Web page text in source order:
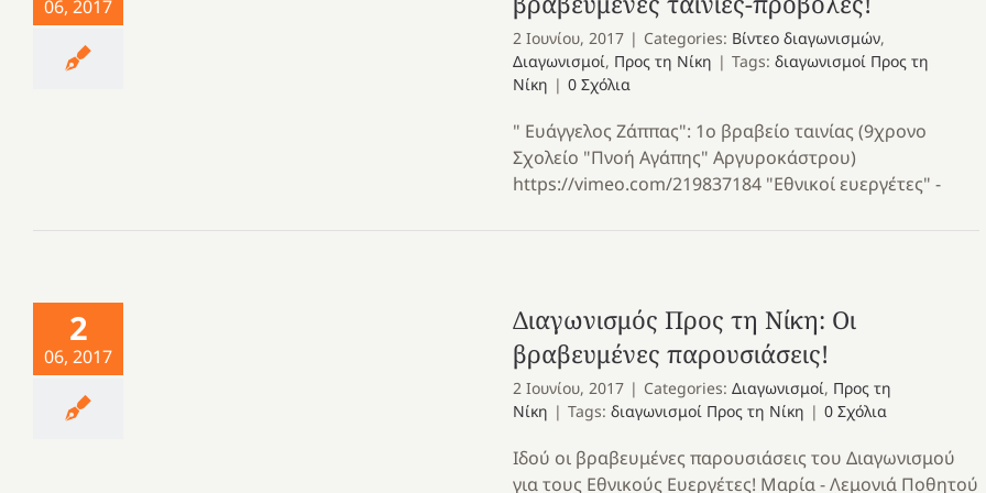
06, 2017
2 Ιουνίου, 2017 | Categories: Βίντεο διαγωνισμών,
Διαγωνισμοί, Προς τη Νίκη | Tags: διαγωνισμοί Προς τη
Νίκη | 0 Σχόλια
" Ευάγγελος Ζάππας": 1ο βραβείο ταινίας (9χρονο
Σχολείο "Πνοή Αγάπης" Αργυροκάστρου)
https://vimeo.com/219837184 "Εθνικοί ευεργέτες" -
2
06, 2017
Διαγωνισμός Προς τη Νίκη: Οι
βραβευμένες παρουσιάσεις!
2 Ιουνίου, 2017 | Categories: Διαγωνισμοί, Προς τη
Νίκη | Tags: διαγωνισμοί Προς τη Νίκη | 0 Σχόλια
Ιδού οι βραβευμένες παρουσιάσεις του Διαγωνισμού
για τους Εθνικούς Ευεργέτες! Μαρία - Λεμονιά Ποθητού